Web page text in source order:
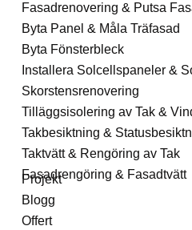
Fasadrenovering & Putsa
Byta Panel & Måla Träfasad
Byta Fönsterbleck
Installera Solcellspaneler &
Skorstensrenovering
Tilläggsisolering av Tak &
Takbesiktning &
Taktvätt & Rengöring av Tak
Fasadrengöring & Fasadtvätt
Projekt
Blogg
Offert